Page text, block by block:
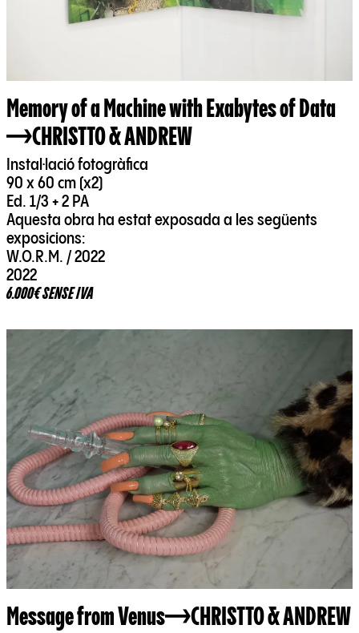
Memory of a Machine with Exabytes of Data
CHRISTTO & ANDREW
Instal·lació fotogràfica
90 x 60 cm (x2)
Ed. 1/3 + 2 PA
Aquesta obra ha estat exposada a les següents
exposicions:
W.O.R.M. / 2022
2022
6.000€ SENSE IVA
Message from Venus CHRISTTO & ANDREW